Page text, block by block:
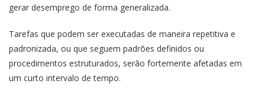
gerar desemprego de forma generalizada.
Tarefas que podem ser executadas de maneira repetitiva e
padronizada, ou que seguem padrões definidos ou
procedimentos estruturados, serão fortemente afetadas em
um curto intervalo de tempo.